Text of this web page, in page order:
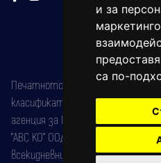
и за
са по-
Печатното издание на вестника
класификатор на печатните
агенция за ISSN) под номер: ISSN
"АВС КО" ООД е притежател на
всекидневник на югозападна